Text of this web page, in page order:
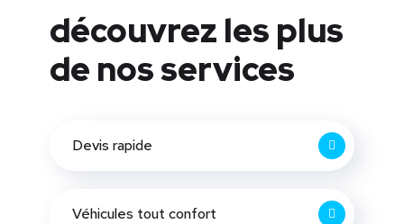
découvrez les plus
de nos services
Devis rapide
Véhicules tout confort